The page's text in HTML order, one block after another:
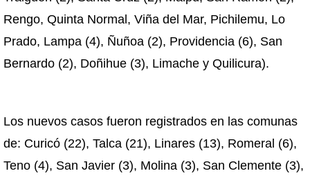
Rengo, Quinta Normal, Viña del Mar, Pichilemu, Lo
Prado, Lampa (4), Ñuñoa (2), Providencia (6), San
Bernardo (2), Doñihue (3), Limache y Quilicura).
Los nuevos casos fueron registrados en las comunas
de: Curicó (22), Talca (21), Linares (13), Romeral (6),
Teno (4), San Javier (3), Molina (3), San Clemente (3),